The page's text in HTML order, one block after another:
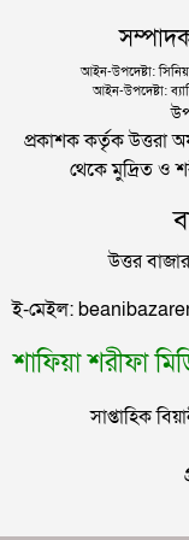
সিলেটে
জুলাই
আইন-উপদেষ্টা:
আইন-উপদেষ্টা:
প্রকাশক কর্তৃক উত্তরা
থেকে মুদ্রিত ও
উত্তর
ই-মেইল:
শাফিয়া শরীফা
সাপ্তাহিক